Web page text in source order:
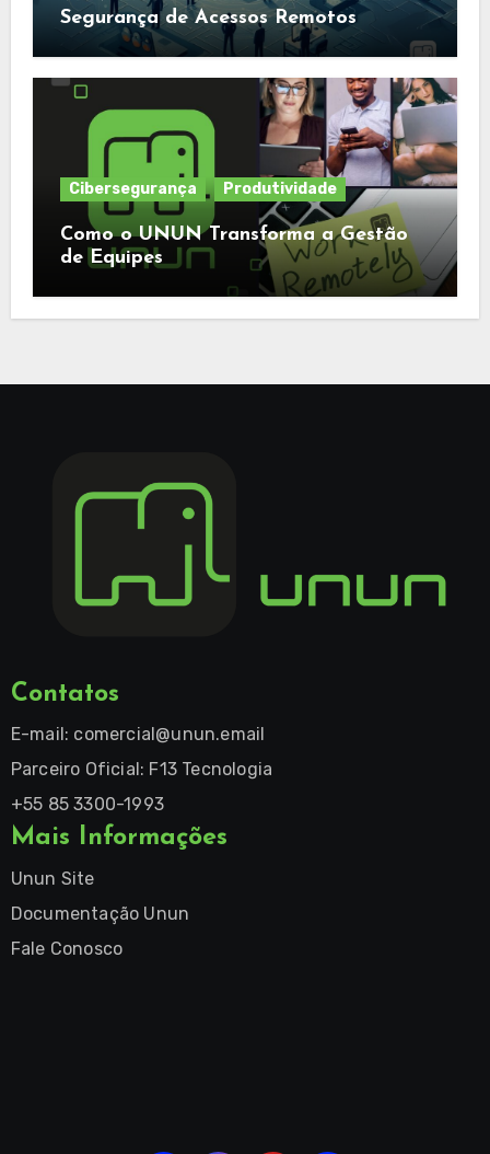
Segurança de Acessos Remotos
Cibersegurança Produtividade
Como o UNUN Transforma a Gestão
de Equipes
Contatos
E-mail: comercial@unun.email
Parceiro Oficial: F13 Tecnologia
+55 85 3300-1993
Mais Informações
Unun Site
Documentação Unun
Fale Conosco